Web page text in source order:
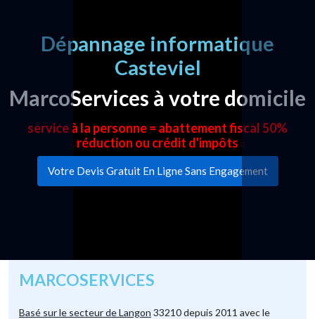
Dépannage informatique
Casteviel
MarcoServices à votre domicile
service à la personne = abattement fiscal 50%
réduction ou crédit d'impôts
Votre Devis Gratuit En Ligne Sans Engagement
MARCOSERVICES
Basé sur le secteur de Langon 33210 depuis 2011 avec le